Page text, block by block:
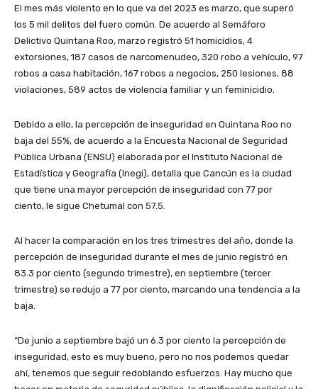
El mes más violento en lo que va del 2023 es marzo, que superó
los 5 mil delitos del fuero común. De acuerdo al Semáforo
Delictivo Quintana Roo, marzo registró 51 homicidios, 4
extorsiones, 187 casos de narcomenudeo, 320 robo a vehículo, 97
robos a casa habitación, 167 robos a negocios, 250 lesiones, 88
violaciones, 589 actos de violencia familiar y un feminicidio.
Debido a ello, la percepción de inseguridad en Quintana Roo no
baja del 55%, de acuerdo a la Encuesta Nacional de Seguridad
Pública Urbana (ENSU) elaborada por el Instituto Nacional de
Estadística y Geografía (Inegi), detalla que Cancún es la ciudad
que tiene una mayor percepción de inseguridad con 77 por
ciento, le sigue Chetumal con 57.5.
Al hacer la comparación en los tres trimestres del año, donde la
percepción de inseguridad durante el mes de junio registró en
83.3 por ciento (segundo trimestre), en septiembre (tercer
trimestre) se redujo a 77 por ciento, marcando una tendencia a la
baja.
“De junio a septiembre bajó un 6.3 por ciento la percepción de
inseguridad, esto es muy bueno, pero no nos podemos quedar
ahí, tenemos que seguir redoblando esfuerzos. Hay mucho que